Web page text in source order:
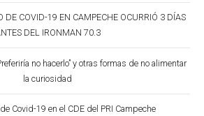
DE COVID-19 EN CAMPECHE OCURRIÓ 3 DÍAS
DEL IRONMAN 70.3
no hacerlo” y otras formas de no alimentar
la curiosidad
Covid-19 en el CDE del PRI Campeche